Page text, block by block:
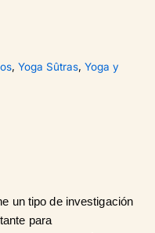
, Yoga Sûtras, Yoga y
un tipo de investigación
para